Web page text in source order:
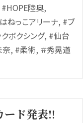
#HOPE陸奥,
ねっこアリーナ, #ブ
ボクシング, #仙台
奈, #柔術, ＃秀晃道
ド発表!!